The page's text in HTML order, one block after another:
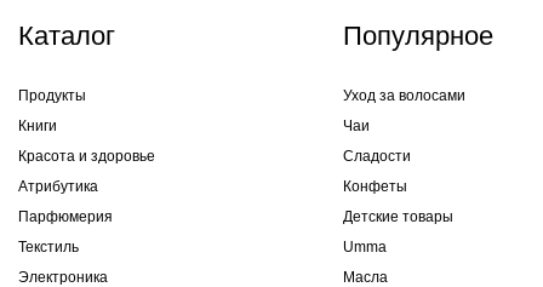
Каталог
Продукты
Книги
Красота и здоровье
Атрибутика
Парфюмерия
Текстиль
Электроника
Популярное
Уход за волосами
Чаи
Сладости
Конфеты
Детские товары
Umma
Масла